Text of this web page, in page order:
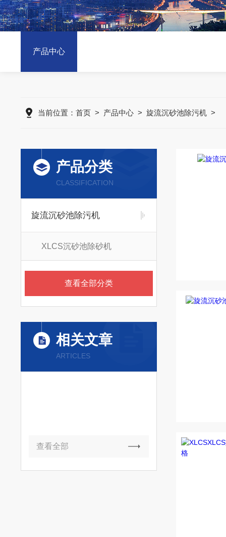
产品中心
当前位置： 首页> 产品中心> 旋流沉砂池除污机>
产品分类
CLASSIFICATION
旋流沉砂池除污机
XLCS沉砂池除砂机
查看全部分类
相关文章
ARTICLES
查看全部